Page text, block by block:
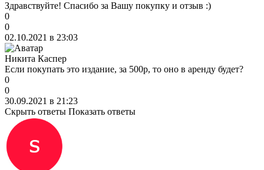
Здравствуйте! Спасибо за Вашу покупку и отзыв :)
0
0
02.10.2021 в 23:03
Никита Каспер
Если покупать это издание, за 500р, то оно в аренду будет?
0
0
30.09.2021 в 21:23
Скрыть ответы Показать ответы